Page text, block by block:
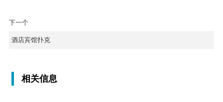
下一个
酒店宾馆扑克
相关信息